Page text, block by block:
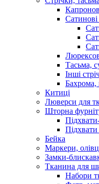
Сатинові
Тасьма,
Інші
Китиці
Люверси для
Шторна
Підхвати
Бейка
Маркери,
Замки-
Тканина для
Набори